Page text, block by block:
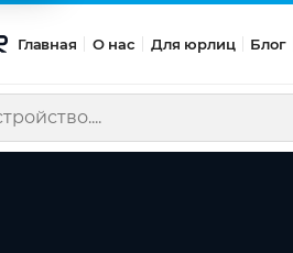
Главная О нас Для юрлиц Блог
сайту